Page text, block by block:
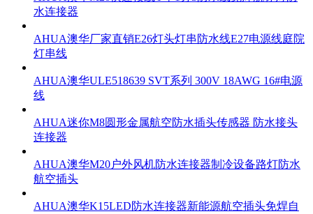
水连接器
AHUA澳华厂家直销E26灯头灯串防水线E27电源线庭院
灯串线
AHUA澳华ULE518639 SVT系列 300V 18AWG 16#电源
线
AHUA迷你M8圆形金属航空防水插头传感器 防水接头
连接器
AHUA澳华M20户外风机防水连接器制冷设备路灯防水
航空插头
AHUA澳华K15LED防水连接器新能源航空插头免焊自